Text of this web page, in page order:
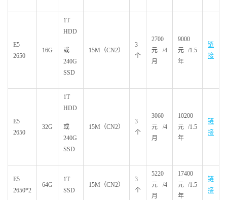
E5
2650
16G
1T
HDD
或
240G
SSD
15M（CN2）
3
个
2700
元/4
月
9000
元/1.5
年
链
接
E5
2650
32G
1T
HDD
或
240G
SSD
15M（CN2）
3
个
3060
元/4
月
10200
元/1.5
年
链
接
E5
2650*2
64G
1T
SSD
15M（CN2）
3
个
5220
元/4
月
17400
元/1.5
年
链
接